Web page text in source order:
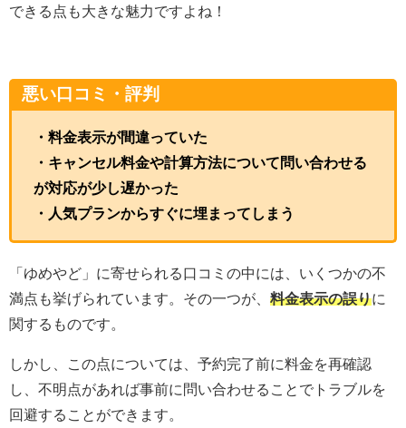
できる点も大きな魅力ですよね！
悪い口コミ・評判
・料金表示が間違っていた
・キャンセル料金や計算方法について問い合わせる
が対応が少し遅かった
・人気プランからすぐに埋まってしまう
「ゆめやど」に寄せられる口コミの中には、いくつかの不
満点も挙げられています。その一つが、 料金表示の誤りに
関するものです。
しかし、この点については、予約完了前に料金を再確認
し、不明点があれば事前に問い合わせることでトラブルを
回避することができます。